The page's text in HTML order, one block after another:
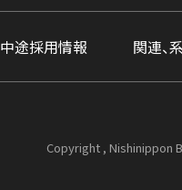
中途採用情報 関連、
Copyright , Nishinippon